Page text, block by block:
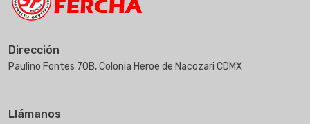
Dirección
Paulino Fontes 70B, Colonia Heroe de Nacozari CDMX
Llámanos